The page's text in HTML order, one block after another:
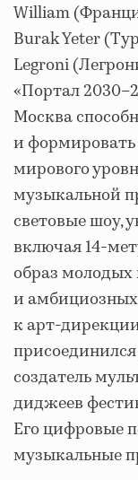
William
Burak Yeter
Legroni
«Портал
Москва
и
мирового
музыкальной
световые шоу,
включая 14-
образ молодых
и
к арт-
создатель
диджеев
Его цифровые
музыкальные